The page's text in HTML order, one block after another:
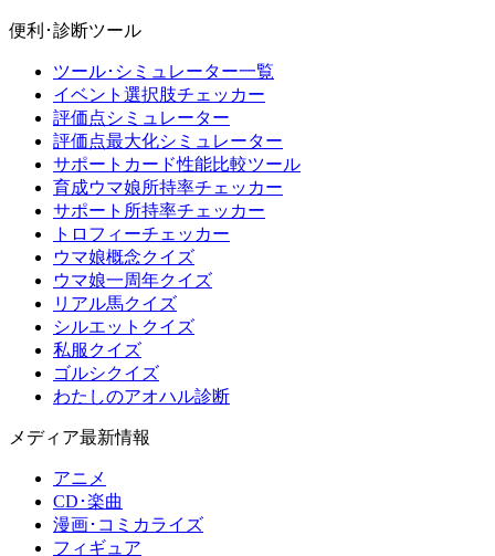
便利･診断ツール
ツール･シミュレーター一覧
イベント選択肢チェッカー
評価点シミュレーター
評価点最大化シミュレーター
サポートカード性能比較ツール
育成ウマ娘所持率チェッカー
サポート所持率チェッカー
トロフィーチェッカー
ウマ娘概念クイズ
ウマ娘一周年クイズ
リアル馬クイズ
シルエットクイズ
私服クイズ
ゴルシクイズ
わたしのアオハル診断
メディア最新情報
アニメ
CD･楽曲
漫画･コミカライズ
フィギュア